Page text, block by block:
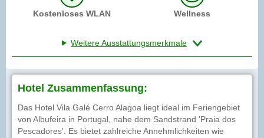
Kostenloses WLAN Wellness
Weitere Ausstattungsmerkmale
Hotel Zusammenfassung:
Das Hotel Vila Galé Cerro Alagoa liegt ideal im Feriengebiet
von Albufeira in Portugal, nahe dem Sandstrand 'Praia dos
Pescadores'. Es bietet zahlreiche Annehmlichkeiten wie